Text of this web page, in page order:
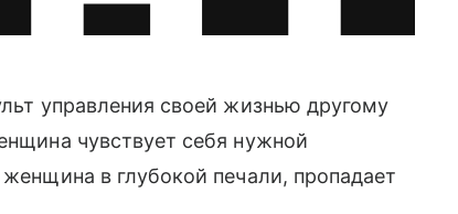
управления своей жизнью другому
чувствует себя нужной
в глубокой печали, пропадает